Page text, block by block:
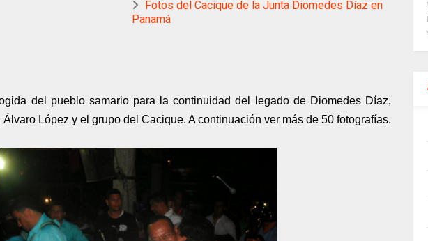
Fotos del Cacique de la Junta Diomedes Díaz en
Panamá
del pueblo samario para la continuidad del legado de Diomedes Díaz,
López y el grupo del Cacique. A continuación ver más de 50 fotografías.